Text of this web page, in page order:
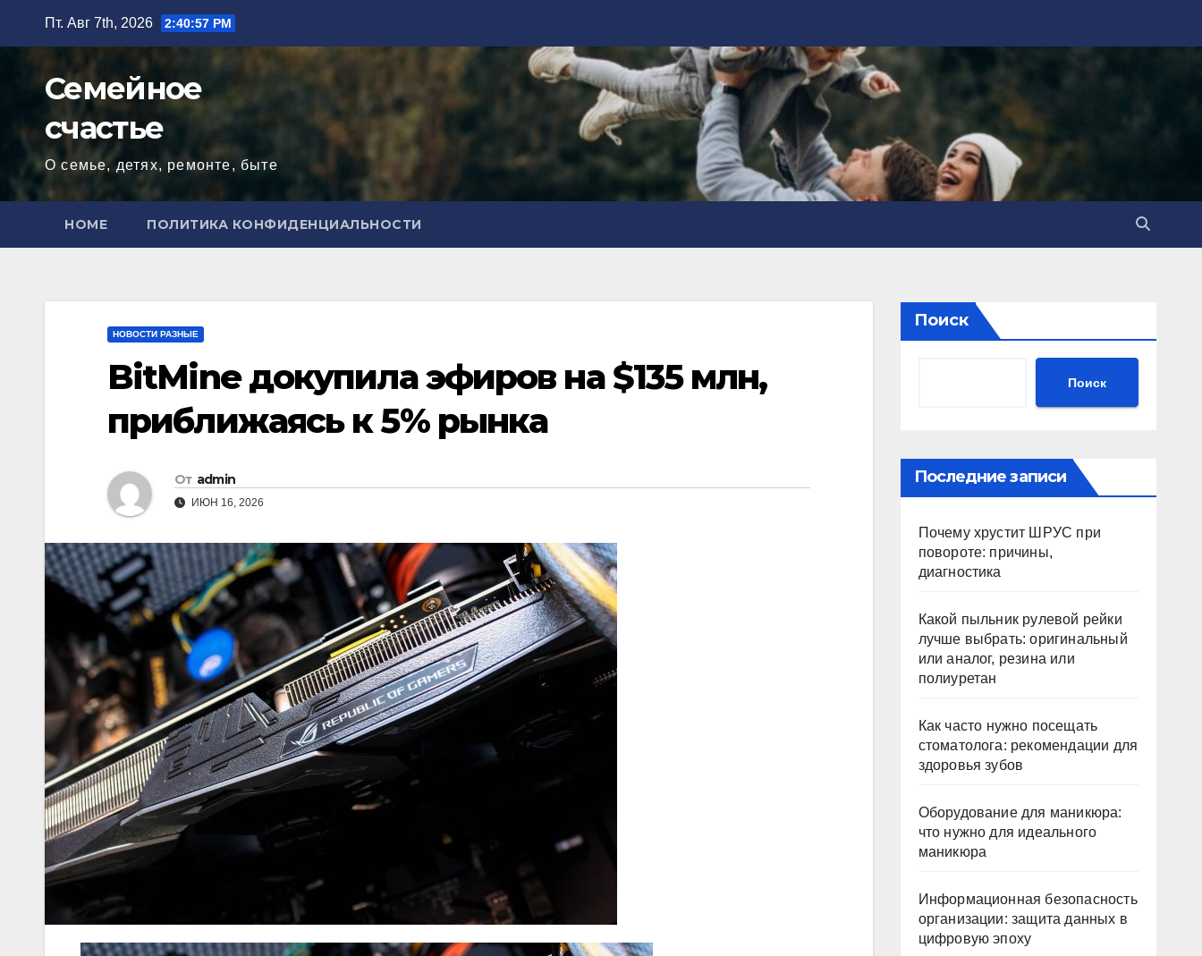
содержимому
Пт. Авг 7th, 2026 2:40:59 PM
Семейное
счастье
О семье, детях, ремонте, быте
HOME ПОЛИТИКА КОНФИДЕНЦИАЛЬНОСТИ
НОВОСТИ РАЗНЫЕ
BitMine докупила эфиров на $135 млн,
приближаясь к 5% рынка
От admin
ИЮН 16, 2026
Поиск
Поиск
Последние записи
Почему хрустит ШРУС при
повороте: причины,
диагностика
Какой пыльник рулевой рейки
лучше выбрать: оригинальный
или аналог, резина или
полиуретан
Как часто нужно посещать
стоматолога: рекомендации для
здоровья зубов
Оборудование для маникюра:
что нужно для идеального
маникюра
Информационная безопасность
организации: защита данных в
цифровую эпоху